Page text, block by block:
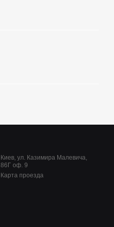
Киев, ул. Казимира Малевича,
86Г оф. 9
Карта проезда